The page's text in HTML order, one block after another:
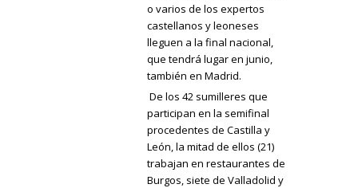
o varios de los expertos
castellanos y leoneses
lleguen a la final nacional,
que tendrá lugar en junio,
también en Madrid.
De los 42 sumilleres que
participan en la semifinal
procedentes de Castilla y
León, la mitad de ellos (21)
trabajan en restaurantes de
Burgos, siete de Valladolid y